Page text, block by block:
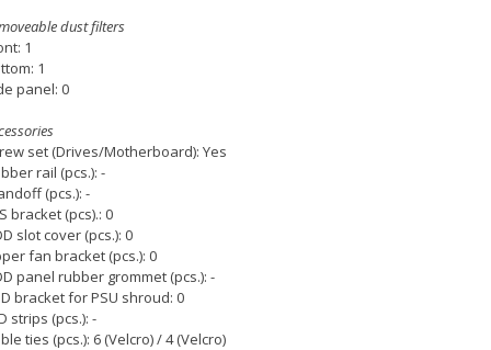
dust filters
1
1
panel: 0
set (Drives/Motherboard): Yes
rail (pcs.): -
(pcs.): -
bracket (pcs).: 0
slot cover (pcs.): 0
fan bracket (pcs.): 0
panel rubber grommet (pcs.): -
bracket for PSU shroud: 0
strips (pcs.): -
ties (pcs.): 6 (Velcro) / 4 (Velcro)